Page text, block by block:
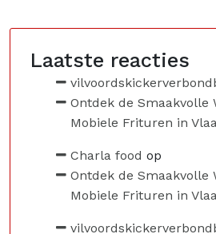
Laatste reacties
Ontdek de Smaakvolle
Mobiele Frituren in
Charla food op
Ontdek de Smaakvolle
Mobiele Frituren in